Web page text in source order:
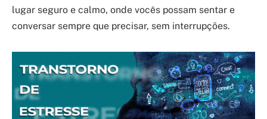
lugar seguro e calmo, onde vocês possam sentar e
conversar sempre que precisar, sem interrupções.